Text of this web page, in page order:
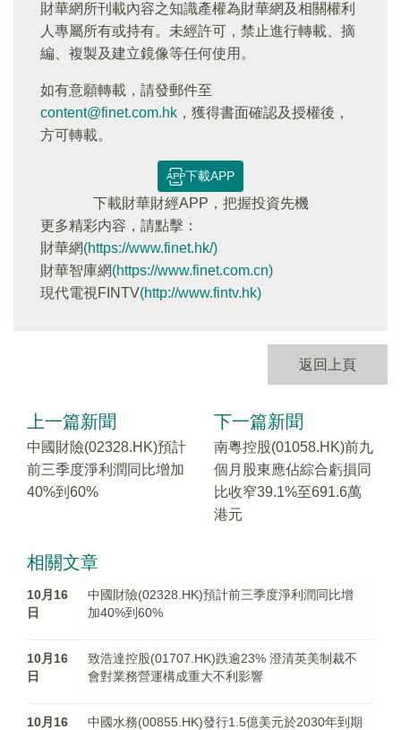
財華網所刊載內容之知識產權為財華網及相關權利
人專屬所有或持有。未經許可，禁止進行轉載、摘
編、複製及建立鏡像等任何使用。
如有意願轉載，請發郵件至
content@finet.com.hk ，獲得書面確認及授權後，
方可轉載。
下載APP
下載財華財經APP，把握投資先機
更多精彩内容，請點擊：
財華網(https://www.finet.hk/)
財華智庫網(https://www.finet.com.cn)
現代電視FINTV(http://www.fintv.hk)
返回上頁
上一篇新聞
中國財險(02328.HK)預計
前三季度淨利潤同比增加
40%到60%
下一篇新聞
南粵控股(01058.HK)前九
個月股東應佔綜合虧損同
比收窄39.1%至691.6萬
港元
相關文章
10月16
日
中國財險(02328.HK)預計前三季度淨利潤同比增
加40%到60%
10月16
日
致浩達控股(01707.HK)跌逾23% 澄清英美制裁不
會對業務營運構成重大不利影響
10月16
中國水務(00855.HK)發行1.5億美元於2030年到期